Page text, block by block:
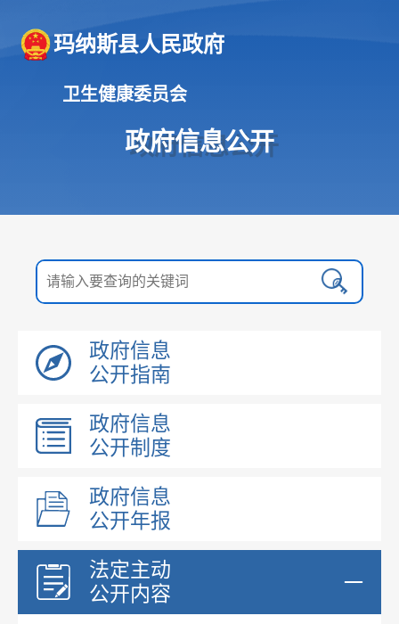
玛纳斯县人民政府
卫生健康委员会
政府信息公开
政府信息
公开指南
政府信息
公开制度
政府信息
公开年报
法定主动
公开内容